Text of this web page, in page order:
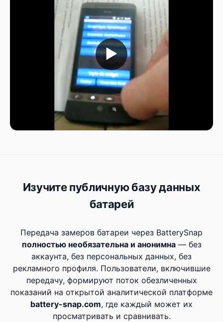
▶
Изучите публичную базу данных
батарей
Передача замеров батареи через BatterySnap
полностью необязательна и анонимна— без
аккаунта, без персональных данных, без
рекламного профиля. Пользователи, включившие
передачу, формируют поток обезличенных
показаний на открытой аналитической платформе
battery-snap.com, где каждый может их
просматривать и сравнивать.